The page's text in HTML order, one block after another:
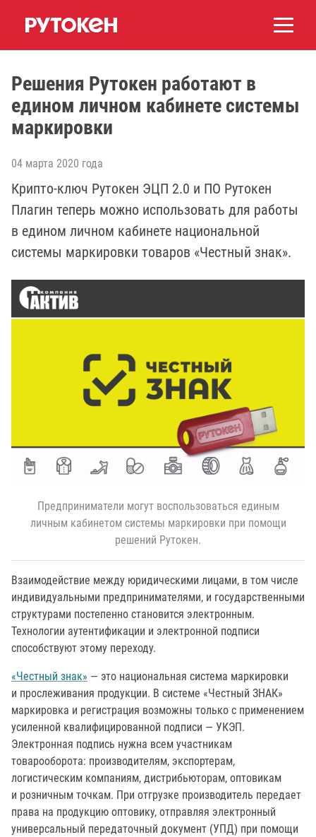
Решения Рутокен работают в
едином личном кабинете системы
маркировки
04 марта 2020 года
Крипто-ключ Рутокен ЭЦП 2.0 и ПО Рутокен
Плагин теперь можно использовать для работы
в едином личном кабинете национальной
системы маркировки товаров «Честный знак».
Предприниматели могут воспользоваться единым
личным кабинетом системы маркировки при помощи
решений Рутокен.
Взаимодействие между юридическими лицами, в том числе
индивидуальными предпринимателями, и государственными
структурами постепенно становится электронным.
Технологии аутентификации и электронной подписи
способствуют этому переходу.
«Честный знак» — это национальная система маркировки
и прослеживания продукции. В системе «Честный ЗНАК»
маркировка и регистрация возможны только с применением
усиленной квалифицированной подписи — УКЭП.
Электронная подпись нужна всем участникам
товарооборота: производителям, экспортерам,
логистическим компаниям, дистрибьюторам, оптовикам
и розничным точкам. При отгрузке производитель передает
права на продукцию оптовику, отправляя электронный
универсальный передаточный документ (УПД) при помощи